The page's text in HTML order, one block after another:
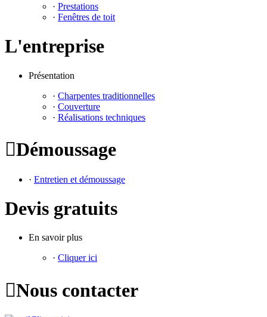
· Prestations
· Fenêtres de toit
L'entreprise
Présentation
· Charpentes traditionnelles
· Couverture
· Réalisations techniques
Démoussage
· Entretien et démoussage
Devis gratuits
En savoir plus
· Cliquer ici
Nous contacter